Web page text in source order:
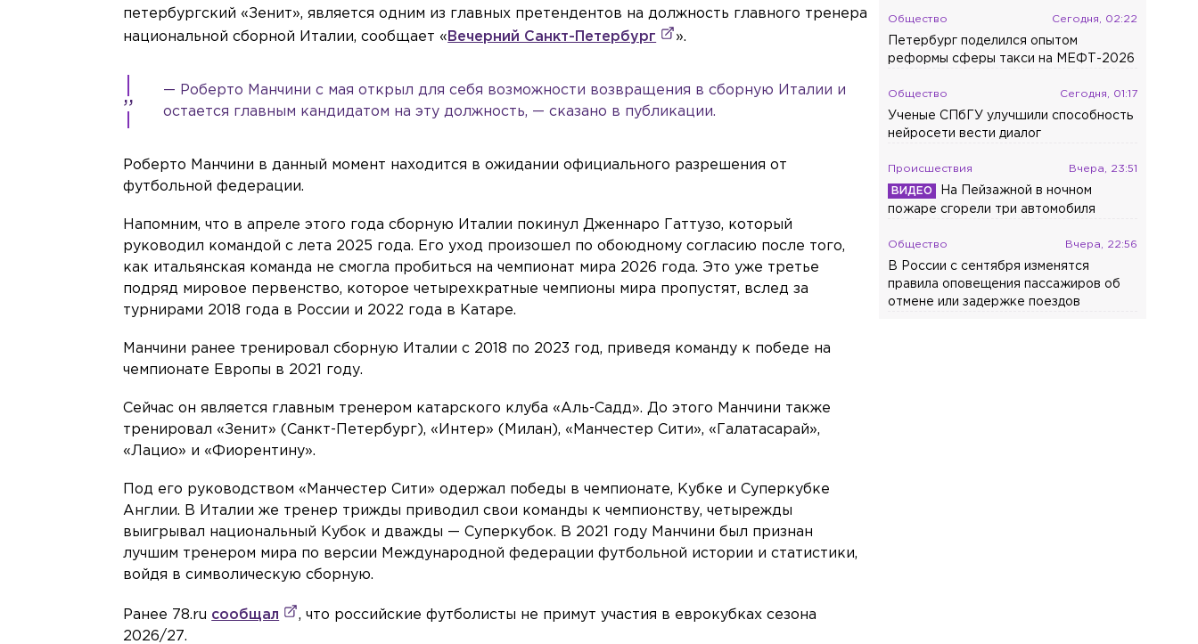
петербургский «Зенит», является одним из главных претендентов на должность главного тренера
национальной сборной Италии, сообщает « Вечерний Санкт-Петербург ».
— Роберто Манчини с мая открыл для себя возможности возвращения в сборную Италии и
остается главным кандидатом на эту должность, — сказано в публикации.
Роберто Манчини в данный момент находится в ожидании официального разрешения от
футбольной федерации.
Напомним, что в апреле этого года сборную Италии покинул Дженнаро Гаттузо, который
руководил командой с лета 2025 года. Его уход произошел по обоюдному согласию после того,
как итальянская команда не смогла пробиться на чемпионат мира 2026 года. Это уже третье
подряд мировое первенство, которое четырехкратные чемпионы мира пропустят, вслед за
турнирами 2018 года в России и 2022 года в Катаре.
Манчини ранее тренировал сборную Италии с 2018 по 2023 год, приведя команду к победе на
чемпионате Европы в 2021 году.
Сейчас он является главным тренером катарского клуба «Аль-Садд». До этого Манчини также
тренировал «Зенит» (Санкт-Петербург), «Интер» (Милан), «Манчестер Сити», «Галатасарай»,
«Лацио» и «Фиорентину».
Под его руководством «Манчестер Сити» одержал победы в чемпионате, Кубке и Суперкубке
Англии. В Италии же тренер трижды приводил свои команды к чемпионству, четырежды
выигрывал национальный Кубок и дважды — Суперкубок. В 2021 году Манчини был признан
лучшим тренером мира по версии Международной федерации футбольной истории и статистики,
войдя в символическую сборную.
Ранее 78.ru сообщал
, что российские футболисты не примут участия в еврокубках сезона
2026/27.
Общество Сегодня, 02:22
Петербург поделился опытом
реформы сферы такси на МЕФТ-2026
Общество Сегодня, 01:17
Ученые СПбГУ улучшили способность
нейросети вести диалог
Происшествия Вчера, 23:51
На Пейзажной в ночном
пожаре сгорели три автомобиля
Общество Вчера, 22:56
В России с сентября изменятся
правила оповещения пассажиров об
отмене или задержке поездов